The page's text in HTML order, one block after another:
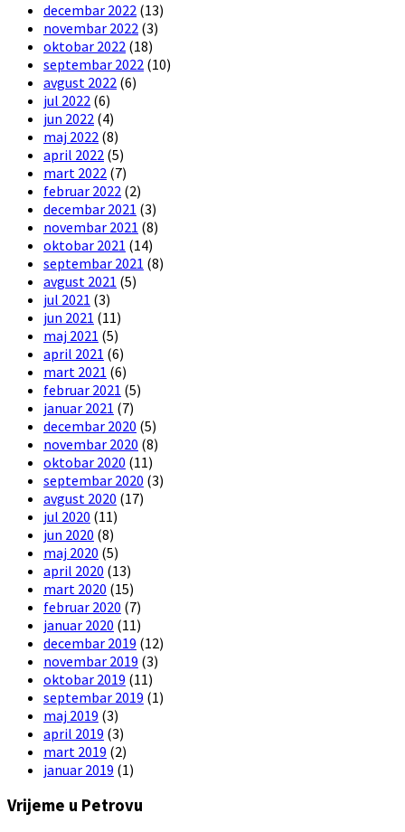
decembar 2022 (13)
novembar 2022 (3)
oktobar 2022 (18)
septembar 2022 (10)
avgust 2022 (6)
jul 2022 (6)
jun 2022 (4)
maj 2022 (8)
april 2022 (5)
mart 2022 (7)
februar 2022 (2)
decembar 2021 (3)
novembar 2021 (8)
oktobar 2021 (14)
septembar 2021 (8)
avgust 2021 (5)
jul 2021 (3)
jun 2021 (11)
maj 2021 (5)
april 2021 (6)
mart 2021 (6)
februar 2021 (5)
januar 2021 (7)
decembar 2020 (5)
novembar 2020 (8)
oktobar 2020 (11)
septembar 2020 (3)
avgust 2020 (17)
jul 2020 (11)
jun 2020 (8)
maj 2020 (5)
april 2020 (13)
mart 2020 (15)
februar 2020 (7)
januar 2020 (11)
decembar 2019 (12)
novembar 2019 (3)
oktobar 2019 (11)
septembar 2019 (1)
maj 2019 (3)
april 2019 (3)
mart 2019 (2)
januar 2019 (1)
Vrijeme u Petrovu